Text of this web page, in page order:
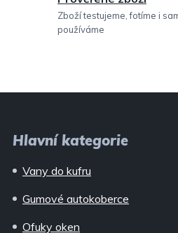
Zboží testujeme, fotíme i
používáme
Hlavní kategorie
Vany do kufru
Gumové autokoberce
Ofuky oken